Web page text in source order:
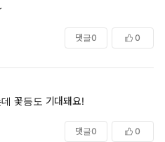
댓글0 0
꽃등도 기대돼요!
댓글0 0